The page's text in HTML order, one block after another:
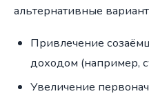
альтернативные
Привлечение
доходом (например,
Увеличение